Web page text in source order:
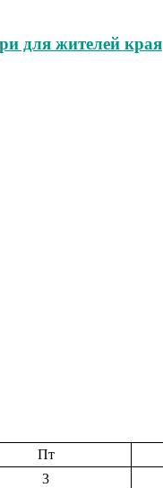
для жителей края
Пт
3